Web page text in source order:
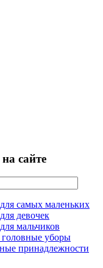
сайте
самых маленьких
девочек
мальчиков
головные уборы
принадлежности